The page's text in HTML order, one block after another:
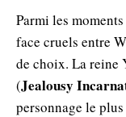
Parmi les
face cruels entre
de choix. La reine
(Jealousy
personnage le